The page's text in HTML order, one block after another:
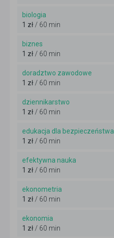
biologia
1 zł / 60 min
biznes
1 zł / 60 min
doradztwo zawodowe
1 zł / 60 min
dziennikarstwo
1 zł / 60 min
edukacja dla bezpieczeństwa
1 zł / 60 min
efektywna nauka
1 zł / 60 min
ekonometria
1 zł / 60 min
ekonomia
1 zł / 60 min